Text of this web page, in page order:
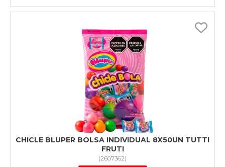
CHICLE BLUPER BOLSA INDIVIDUAL 8X50UN TUTTI
FRUTI
(2607362)